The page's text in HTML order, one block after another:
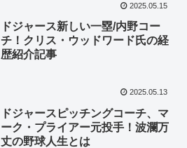
2025.05.15
ドジャース新しい一塁/内野コー
チ！クリス・ウッドワード氏の経
歴紹介記事
2025.05.13
ドジャースピッチングコーチ、マ
ーク・プライアー元投手！波瀾万
丈の野球人生とは